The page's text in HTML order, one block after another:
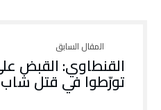
تورّطوا في قتل شاب